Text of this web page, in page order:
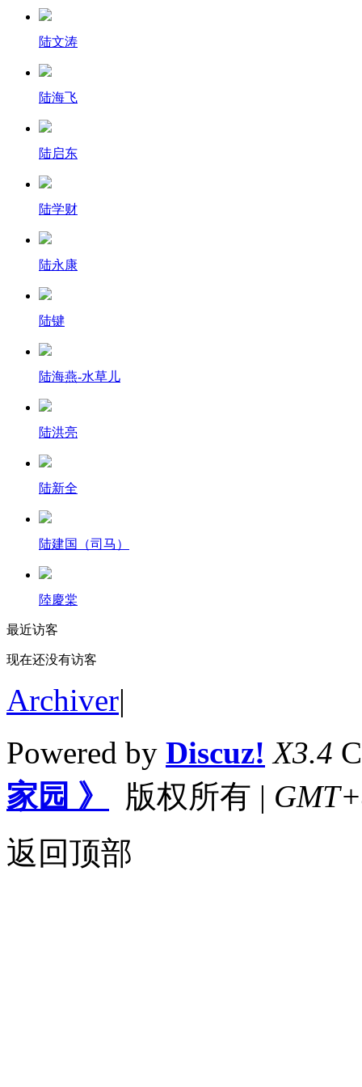
陆文涛
陆海飞
陆启东
陆学财
陆永康
陆键
陆海燕-水草儿
陆洪亮
陆新全
陆建国（司马）
陸慶棠
最近访客
现在还没有访客
Archiver|
Powered by Discuz! X3.4
家园 》
版权所有 |
返回顶部